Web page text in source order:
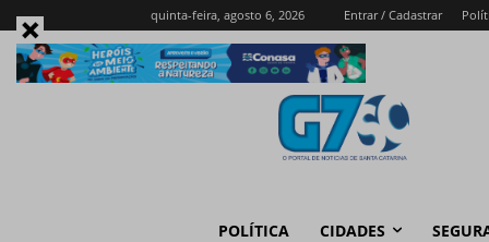
quinta-feira, agosto 6, 2026 Entrar / Cadastrar
POLÍTICA CIDADES